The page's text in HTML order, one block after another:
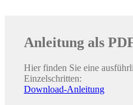
Anleitung als
Hier finden Sie eine
Einzelschritten:
Download-Anleitung